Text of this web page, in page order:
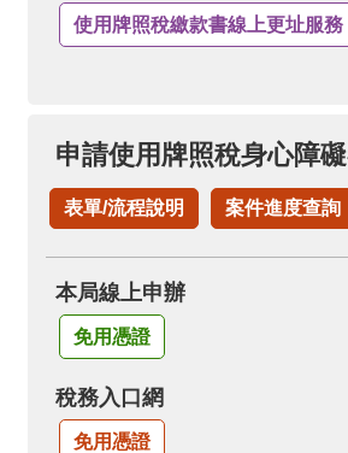
使用牌照稅繳款書線上更址服務
申請使用牌照稅身心障
表單/流程說明 案件進度查詢
本局線上申辦
免用憑證
稅務入口網
免用憑證